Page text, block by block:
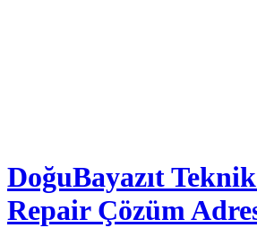
DoğuBayazıt
Repair Çözüm